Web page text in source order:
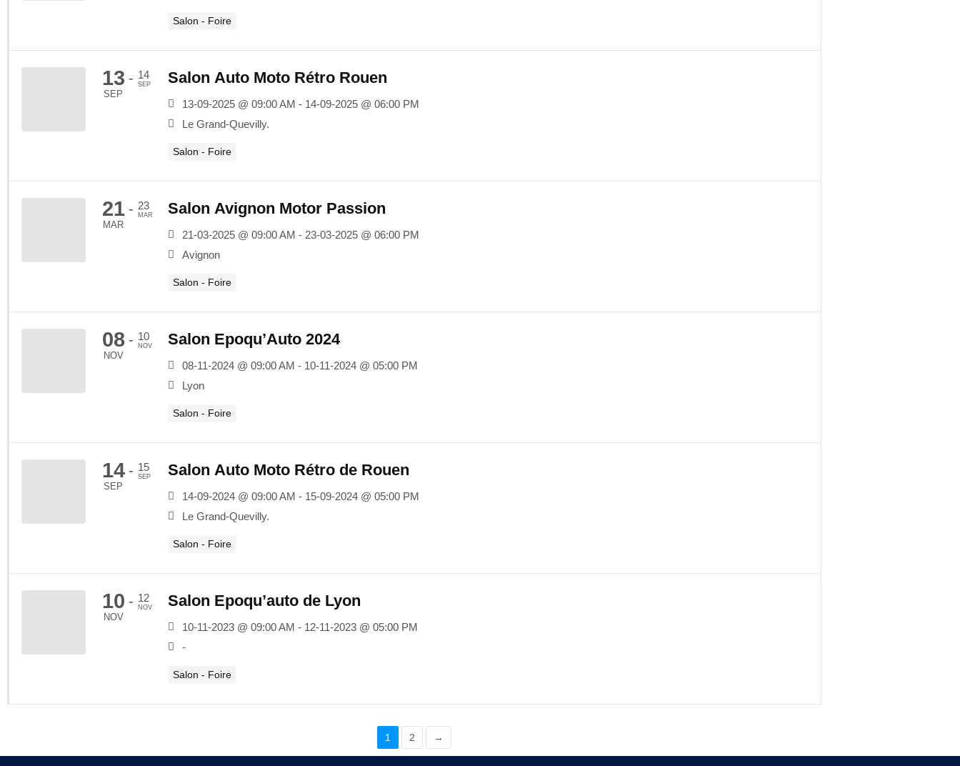
Salon - Foire
13
SEP
- 14
SEP Salon Auto Moto Rétro Rouen
13-09-2025 @ 09:00 AM - 14-09-2025 @ 06:00 PM
Le Grand-Quevilly.
Salon - Foire
21
MAR
- 23
MAR Salon Avignon Motor Passion
21-03-2025 @ 09:00 AM - 23-03-2025 @ 06:00 PM
Avignon
Salon - Foire
08
NOV
- 10
NOV Salon Epoqu’Auto 2024
08-11-2024 @ 09:00 AM - 10-11-2024 @ 05:00 PM
Lyon
Salon - Foire
14
SEP
- 15
SEP Salon Auto Moto Rétro de Rouen
14-09-2024 @ 09:00 AM - 15-09-2024 @ 05:00 PM
Le Grand-Quevilly.
Salon - Foire
10
NOV
- 12
NOV Salon Epoqu’auto de Lyon
10-11-2023 @ 09:00 AM - 12-11-2023 @ 05:00 PM
-
Salon - Foire
1 2 →